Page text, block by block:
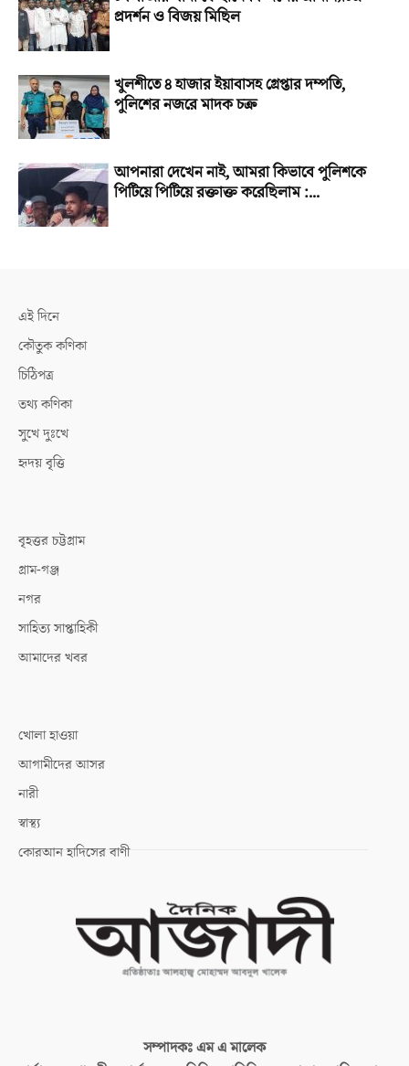
প্রদর্শন ও বিজয় মিছিল
খুলশীতে ৪ হাজার ইয়াবাসহ গ্রেপ্তার দম্পতি,
পুলিশের নজরে মাদক চক্র
আপনারা দেখেন নাই, আমরা কিভাবে পুলিশকে
পিটিয়ে পিটিয়ে রক্তাক্ত করেছিলাম :...
এই দিনে
কৌতুক কণিকা
চিঠিপত্র
তথ্য কণিকা
সুখে দুঃখে
হৃদয় বৃত্তি
বৃহত্তর চট্টগ্রাম
গ্রাম-গঞ্জ
নগর
সাহিত্য সাপ্তাহিকী
আমাদের খবর
খোলা হাওয়া
আগামীদের আসর
নারী
স্বাস্থ্য
কোরআন হাদিসের বাণী
সম্পাদকঃএম এ মালেক